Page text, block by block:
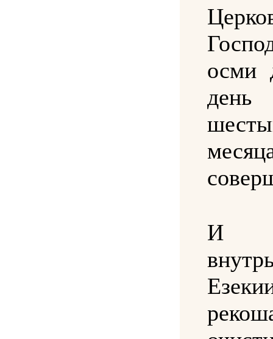
осми
день
И